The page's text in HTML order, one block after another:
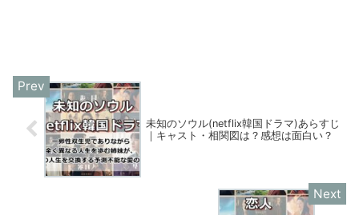
未知のソウル(netflix韓国ドラマ)あらすじ
｜キャスト・相関図は？感想は面白い？